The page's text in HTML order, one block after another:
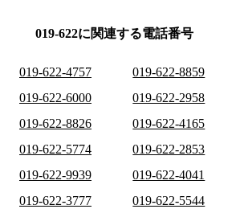
019-622に関連する電話番号
019-622-4757 019-622-8859
019-622-6000
019-622-2958
019-622-8826
019-622-4165
019-622-5774
019-622-2853
019-622-9939
019-622-4041
019-622-3777
019-622-5544